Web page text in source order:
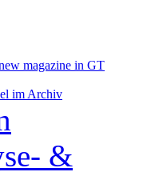
magazine in GT
im Archiv